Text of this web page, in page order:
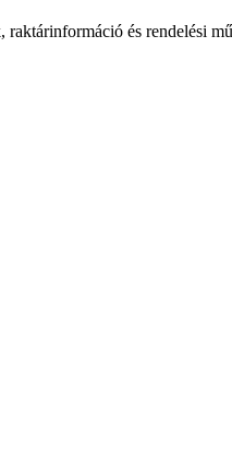
és rendelési